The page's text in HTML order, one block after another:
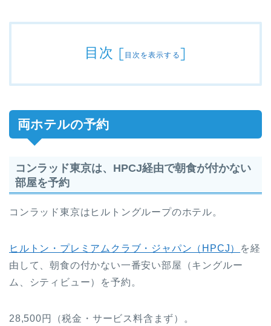
目次 [目次を表示する]
両ホテルの予約
コンラッド東京は、HPCJ経由で朝食が付かない
部屋を予約
コンラッド東京はヒルトングループのホテル。
ヒルトン・プレミアムクラブ・ジャパン（HPCJ）
を経
由して、朝食の付かない一番安い部屋（キングルー
ム、シティビュー）を予約。
28,500円（税金・サービス料含まず）。